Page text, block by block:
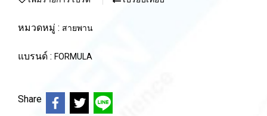
หมวดหมู่ : สายพาน
แบรนด์ : FORMULA
Share